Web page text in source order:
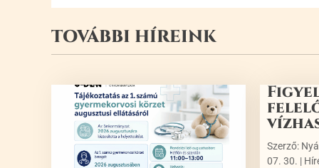
TOVÁBBI HÍREINK
Szerző:
07. 30. |